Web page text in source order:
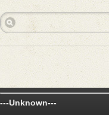
---Unknown---